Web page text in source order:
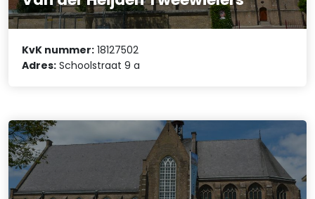
KvK nummer: 18127502
Adres: Schoolstraat 9 a